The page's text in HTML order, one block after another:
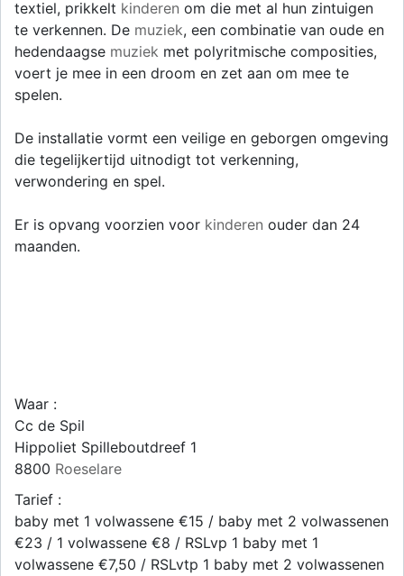
textiel, prikkelt kinderen om die met al hun zintuigen
te verkennen. De muziek, een combinatie van oude en
hedendaagse muziek met polyritmische composities,
voert je mee in een droom en zet aan om mee te
spelen.
De installatie vormt een veilige en geborgen omgeving
die tegelijkertijd uitnodigt tot verkenning,
verwondering en spel.
Er is opvang voorzien voor kinderen ouder dan 24
maanden.
Waar :
Cc de Spil
Hippoliet Spilleboutdreef 1
8800 Roeselare
Tarief :
baby met 1 volwassene €15 / baby met 2 volwassenen
€23 / 1 volwassene €8 / RSLvp 1 baby met 1
volwassene €7,50 / RSLvtp 1 baby met 2 volwassenen